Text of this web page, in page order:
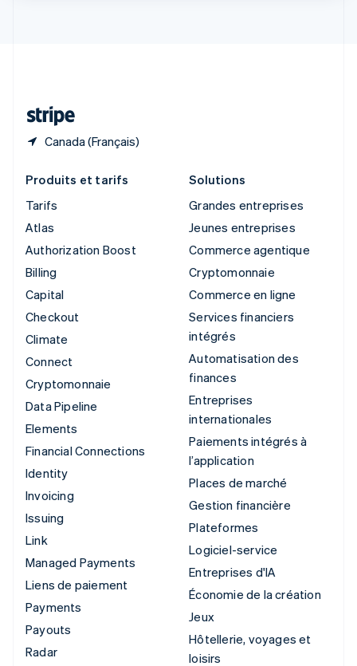
Canada (Français)
Produits et tarifs
Tarifs
Atlas
Authorization Boost
Billing
Capital
Checkout
Climate
Connect
Cryptomonnaie
Data Pipeline
Elements
Financial Connections
Identity
Invoicing
Issuing
Link
Managed Payments
Liens de paiement
Payments
Payouts
Radar
Solutions
Grandes entreprises
Jeunes entreprises
Commerce agentique
Cryptomonnaie
Commerce en ligne
Services financiers
intégrés
Automatisation des
finances
Entreprises
internationales
Paiements intégrés à
l’application
Places de marché
Gestion financière
Plateformes
Logiciel-service
Entreprises d'IA
Économie de la création
Jeux
Hôtellerie, voyages et
loisirs